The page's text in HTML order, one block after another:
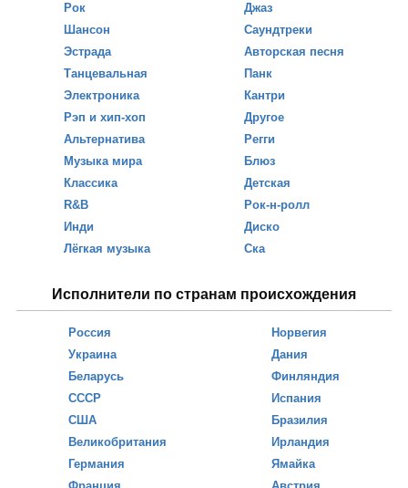
Рок
Шансон
Эстрада
Танцевальная
Электроника
Рэп и хип-хоп
Альтернатива
Музыка мира
Классика
R&B
Инди
Лёгкая музыка
Джаз
Саундтреки
Авторская песня
Панк
Кантри
Другое
Регги
Блюз
Детская
Рок-н-ролл
Диско
Ска
Исполнители по странам происхождения
Россия
Украина
Беларусь
СССР
США
Великобритания
Германия
Норвегия
Дания
Финляндия
Испания
Бразилия
Ирландия
Ямайка